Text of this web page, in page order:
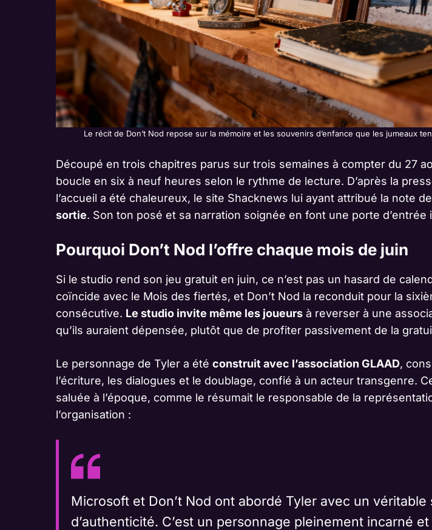
Le récit de Don’t Nod repose sur la mémoire et les souvenirs d’enfance que les jumeaux
Découpé en trois chapitres parus sur trois semaines à compter du 27
boucle en six à neuf heures selon le rythme de lecture. D’après la
l’accueil a été chaleureux, le site Shacknews lui ayant attribué la note de
sortie. Son ton posé et sa narration soignée en font une porte d’entrée
Pourquoi Don’t Nod l’offre chaque mois de juin
Si le studio rend son jeu gratuit en juin, ce n’est pas un hasard de
coïncide avec le Mois des fiertés, et Don’t Nod la reconduit pour la
consécutive. Le studio invite même les joueurs à reverser à une
qu’ils auraient dépensée, plutôt que de profiter passivement de la
Le personnage de Tyler a été construit avec l’association GLAAD,
l’écriture, les dialogues et le doublage, confié à un acteur transgenre.
saluée à l’époque, comme le résumait le responsable de la
l’organisation :
Microsoft et Don’t Nod ont abordé Tyler avec un véritable
d’authenticité. C’est un personnage pleinement incarné